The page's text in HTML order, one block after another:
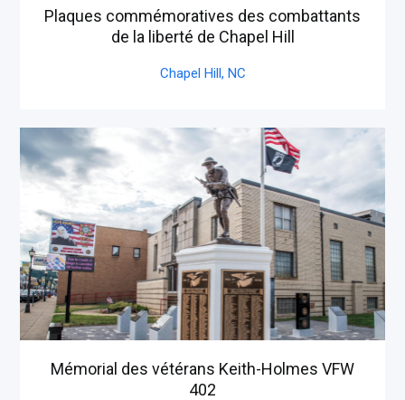
Plaques commémoratives des combattants
de la liberté de Chapel Hill
Chapel Hill, NC
Mémorial des vétérans Keith-Holmes VFW
402